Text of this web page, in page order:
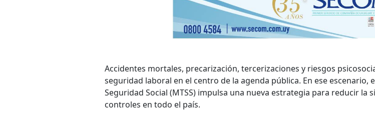
Accidentes mortales, precarización, tercerizaciones y riesgos
seguridad laboral en el centro de la agenda pública. En ese escenario,
Seguridad Social (MTSS) impulsa una nueva estrategia para reducir la
controles en todo el país.